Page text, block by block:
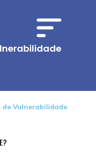
de Vulnerabilidade